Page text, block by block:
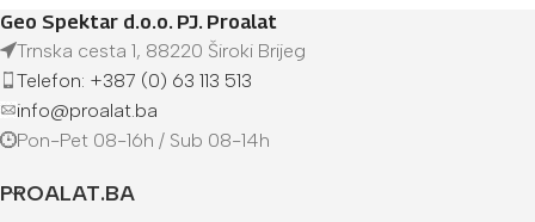
Geo Spektar d.o.o. PJ. Proalat
Trnska cesta 1, 88220 Široki Brijeg
Telefon: +387 (0) 63 113 513
info@proalat.ba
Pon-Pet 08-16h / Sub 08-14h
PROALAT.BA